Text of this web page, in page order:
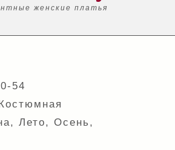
женские платья
54
Лето, Осень,